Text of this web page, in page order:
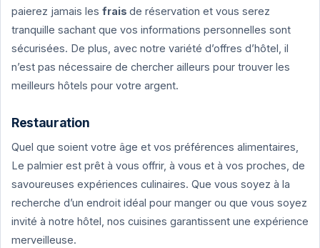
paierez jamais les frais de réservation et vous serez
tranquille sachant que vos informations personnelles sont
sécurisées. De plus, avec notre variété d’offres d’hôtel, il
n’est pas nécessaire de chercher ailleurs pour trouver les
meilleurs hôtels pour votre argent.
Restauration
Quel que soient votre âge et vos préférences alimentaires,
Le palmier est prêt à vous offrir, à vous et à vos proches, de
savoureuses expériences culinaires. Que vous soyez à la
recherche d’un endroit idéal pour manger ou que vous soyez
invité à notre hôtel, nos cuisines garantissent une expérience
merveilleuse.